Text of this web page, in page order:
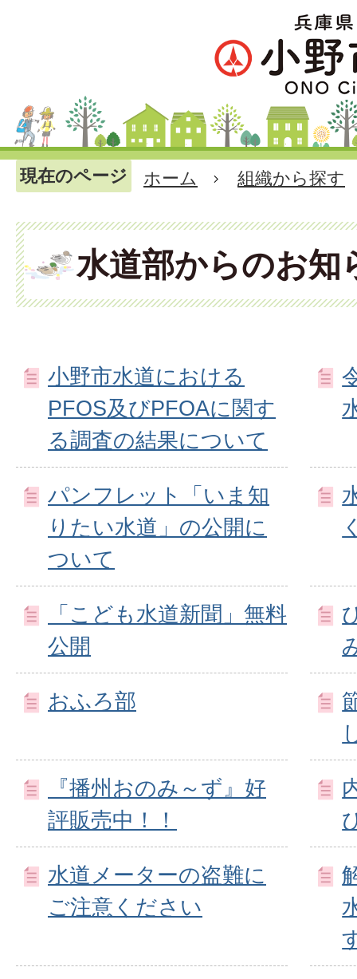
現在のページ ホーム 組織から探す
水道部からのお知
小野市水道における
PFOS及びPFOAに関す
る調査の結果について
パンフレット「いま知
りたい水道」の公開に
ついて
「こども水道新聞」無料
公開
おふろ部
『播州おのみ～ず』好
評販売中！！
水道メーターの盗難に
ご注意ください